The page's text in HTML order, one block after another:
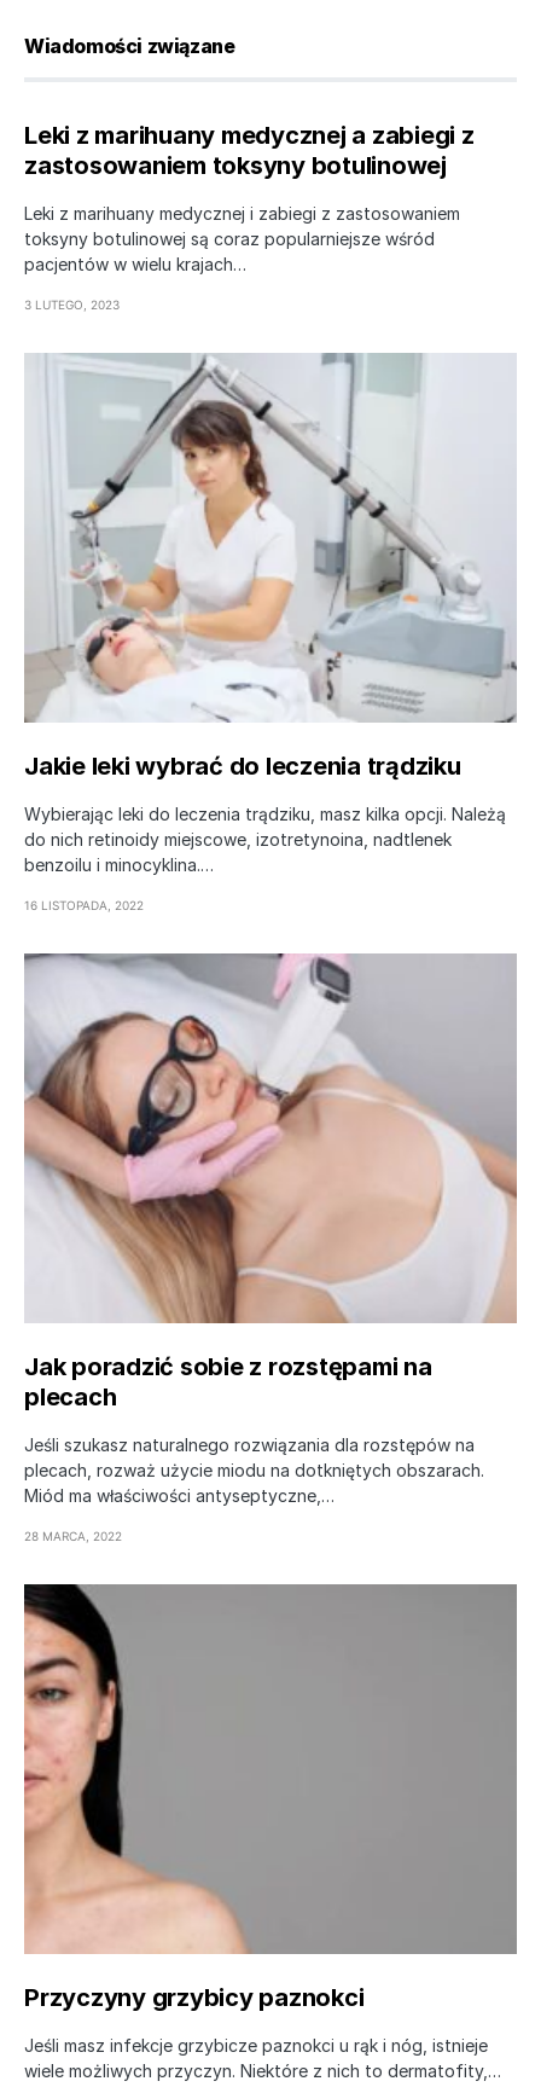
Wiadomości związane
Leki z marihuany medycznej a zabiegi z
zastosowaniem toksyny botulinowej
Leki z marihuany medycznej i zabiegi z zastosowaniem
toksyny botulinowej są coraz popularniejsze wśród
pacjentów w wielu krajach…
3 LUTEGO, 2023
Jakie leki wybrać do leczenia trądziku
Wybierając leki do leczenia trądziku, masz kilka opcji. Należą
do nich retinoidy miejscowe, izotretynoina, nadtlenek
benzoilu i minocyklina.…
16 LISTOPADA, 2022
Jak poradzić sobie z rozstępami na
plecach
Jeśli szukasz naturalnego rozwiązania dla rozstępów na
plecach, rozważ użycie miodu na dotkniętych obszarach.
Miód ma właściwości antyseptyczne,…
28 MARCA, 2022
Przyczyny grzybicy paznokci
Jeśli masz infekcje grzybicze paznokci u rąk i nóg, istnieje
wiele możliwych przyczyn. Niektóre z nich to dermatofity,…